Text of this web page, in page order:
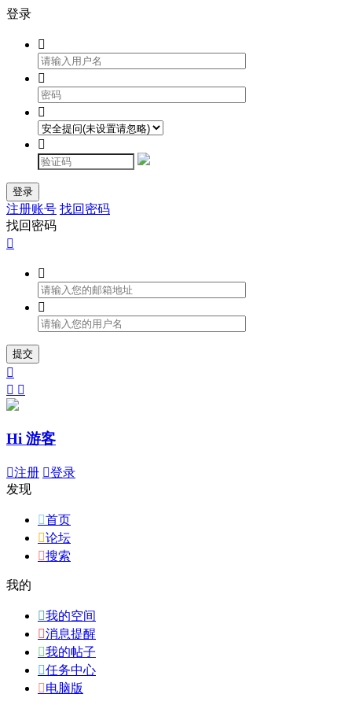
登录




登录
注册账号 找回密码
找回密码



提交

 
Hi 游客
注册 登录
发现
首页
论坛
搜索
我的
我的空间
消息提醒
我的帖子
任务中心
电脑版